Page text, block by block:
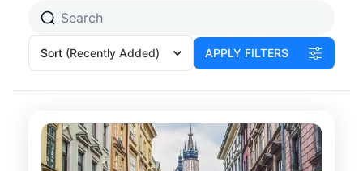
Sort (Recently Added) APPLY FILTERS